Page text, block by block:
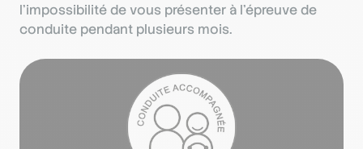
l’impossibilité de vous présenter à l’épreuve de
conduite pendant plusieurs mois.